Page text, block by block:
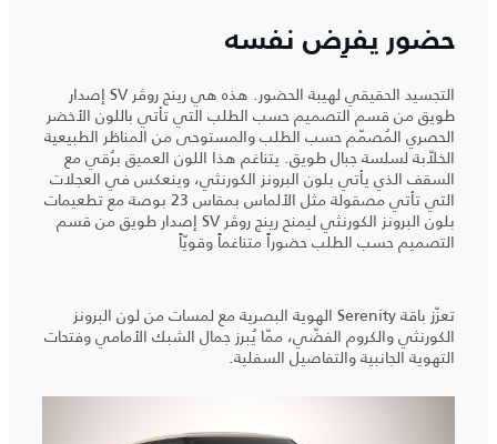
حضور يفرِض نفسه
التجسيد الحقيقي لهيبة الحضور. هذه هي رينج روڤر SV إصدار
طويق من قسم التصميم حسب الطلب التي تأتي باللون الأخضر
الحصري المُصمّم حسب الطلب والمستوحى من المناظر الطبيعية
الخلاّبة لسلسة جبال طويق. يتناغم هذا اللون العميق برُقي مع
السقف الذي يأتي بلون البرونز الكورنثي، وينعكس في العجلات
التي تأتي مصقولة مثل الألماس بمقاس 23 بوصة مع تطعيمات
بلون البرونز الكورنثي ليمنح رينج روڤر SV إصدار طويق من قسم
التصميم حسب الطلب حضوراً متناغماً وقويّاً
تعزّز باقة Serenity الهوية البصرية مع لمسات من لون البرونز
الكورنثي والكروم الفضّي، ممّا يُبرز جمال الشبك الأمامي وفتحات
التهوية الجانبية والتفاصيل السفلية.